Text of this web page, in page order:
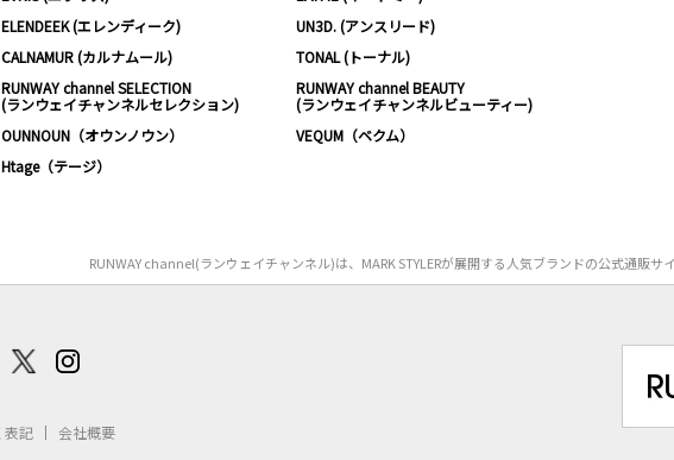
ELENDEEK (エレンディーク)
UN3D. (アンスリード)
CALNAMUR (カルナムール)
TONAL (トーナル)
RUNWAY channel SELECTION
(ランウェイチャンネルセレクション)
RUNWAY channel BEAUTY
(ランウェイチャンネルビューティー)
OUNNOUN（オウンノウン）
VEQUM（ベクム）
Htage（テージ）
RUNWAY channel(ランウェイチャンネル)は、MARK STYLERが展開する人気ブランドの公式通販サ
表記 会社概要